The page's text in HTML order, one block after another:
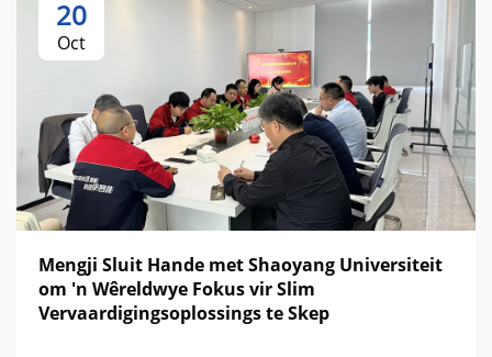
20
Oct
Mengji Sluit Hande met Shaoyang Universiteit
om 'n Wêreldwye Fokus vir Slim
Vervaardigingsoplossings te Skep